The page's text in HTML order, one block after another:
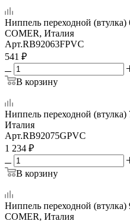
Ниппель переходной
COMER, Италия
Арт.RB92063FPVC
541 ₽
В корзину
Ниппель переходной
Италия
Арт.RB92075GPVC
1 234 ₽
В корзину
Ниппель переходной
COMER, Италия